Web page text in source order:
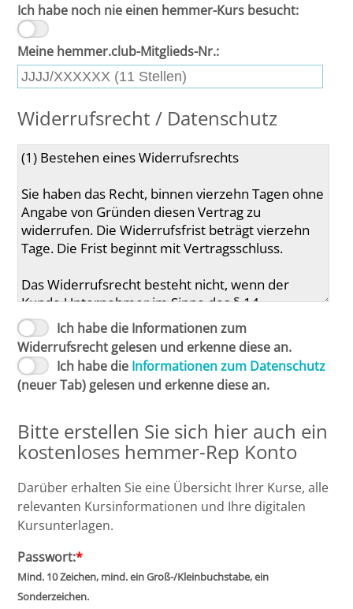
Ich habe noch nie einen hemmer-Kurs besucht:
Meine hemmer.club-Mitglieds-Nr.:
Widerrufsrecht / Datenschutz
Ich habe die Informationen zum
Widerrufsrecht gelesen und erkenne diese an.
Ich habe die Informationen zum Datenschutz
(neuer Tab) gelesen und erkenne diese an.
Bitte erstellen Sie sich hier auch ein
kostenloses hemmer-Rep Konto
Darüber erhalten Sie eine Übersicht Ihrer Kurse, alle
relevanten Kursinformationen und Ihre digitalen
Kursunterlagen.
Passwort:*
Mind. 10 Zeichen, mind. ein Groß-/Kleinbuchstabe, ein
Sonderzeichen.